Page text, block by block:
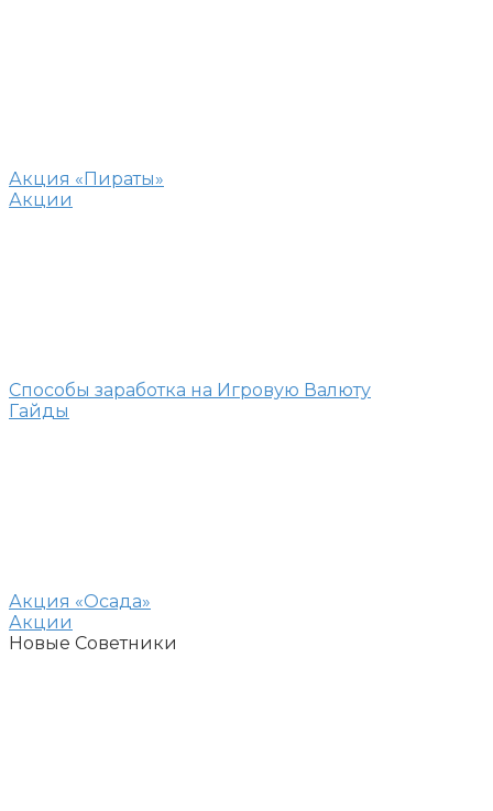
Акция «Пираты»
Акции
Способы заработка на Игровую Валюту
Гайды
Акция «Осада»
Акции
Новые Советники